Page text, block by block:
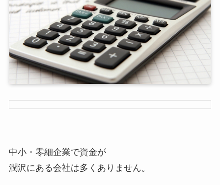
中小・零細企業で資金が
潤沢にある会社は多くありません。